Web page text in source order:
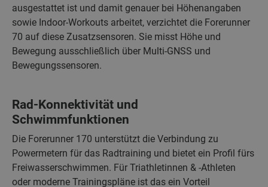
ausgestattet ist und damit genauer bei Höhenangaben
sowie Indoor-Workouts arbeitet, verzichtet die Forerunner
70 auf diese Zusatzsensoren. Sie misst Höhe und
Bewegung ausschließlich über Multi-GNSS und
Bewegungssensoren.
Rad-Konnektivität und
Schwimmfunktionen
Die Forerunner 170 unterstützt die Verbindung zu
Powermetern für das Radtraining und bietet ein Profil fürs
Freiwasserschwimmen. Für Triathletinnen & -Athleten
oder moderne Trainingspläne ist das ein Vorteil